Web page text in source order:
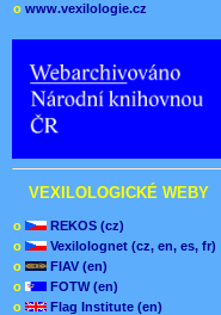
o www.vexilologie.cz
VEXILOLOGICKÉ WEBY
o
REKOS (cz)
o
Vexilolognet (cz, en, es, fr)
o
FIAV (en)
o
FOTW (en)
o
Flag Institute (en)